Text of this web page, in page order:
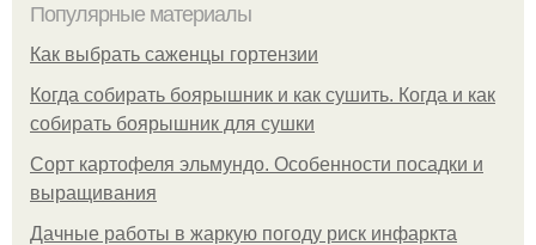
Популярные материалы
Как выбрать саженцы гортензии
Когда собирать боярышник и как сушить. Когда и как
собирать боярышник для сушки
Сорт картофеля эльмундо. Особенности посадки и
выращивания
Дачные работы в жаркую погоду риск инфаркта